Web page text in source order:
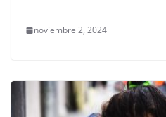
noviembre 2, 2024